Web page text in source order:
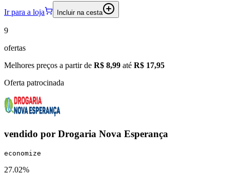
Ir para a loja Incluir na cesta
9
ofertas
Melhores preços a partir de R$ 8,99 até R$ 17,95
Oferta patrocinada
vendido por Drogaria Nova Esperança
economize
27.02%